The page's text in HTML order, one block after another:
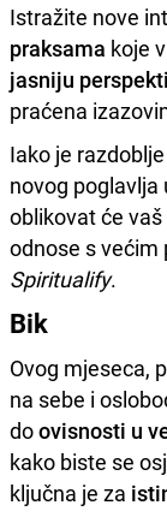
Istražite nove
praksama koje
jasniju
praćena
Iako je
novog poglavlja
oblikovat će
odnose s većim
Spiritualify.
Bik
Ovog mjeseca,
na sebe i
doovisnosti u
kako biste se
ključna je za